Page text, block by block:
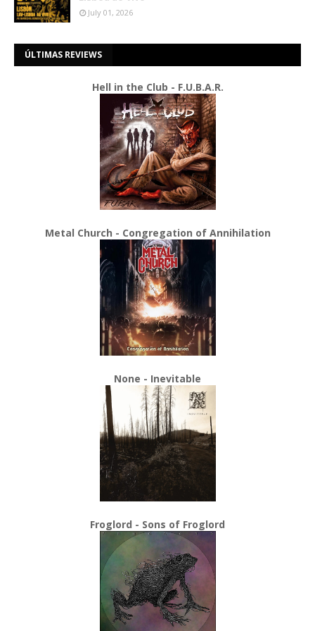
July 01, 2026
ÚLTIMAS REVIEWS
Hell in the Club - F.U.B.A.R.
Metal Church - Congregation of Annihilation
None - Inevitable
Froglord - Sons of Froglord